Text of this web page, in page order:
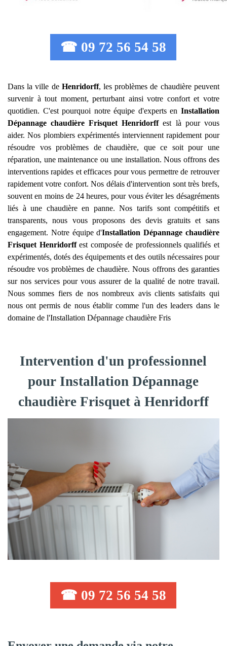
☎ 09 72 56 54 58
Dans la ville de Henridorff, les problèmes de chaudière peuvent
survenir à tout moment, perturbant ainsi votre confort et votre
quotidien. C'est pourquoi notre équipe d'experts en Installation
Dépannage chaudière Frisquet Henridorffest là pour vous
aider. Nos plombiers expérimentés interviennent rapidement pour
résoudre vos problèmes de chaudière, que ce soit pour une
réparation, une maintenance ou une installation. Nous offrons des
interventions rapides et efficaces pour vous permettre de retrouver
rapidement votre confort. Nos délais d'intervention sont très brefs,
souvent en moins de 24 heures, pour vous éviter les désagréments
liés à une chaudière en panne. Nos tarifs sont compétitifs et
transparents, nous vous proposons des devis gratuits et sans
engagement. Notre équipe d'Installation Dépannage chaudière
Frisquet Henridorffest composée de professionnels qualifiés et
expérimentés, dotés des équipements et des outils nécessaires pour
résoudre vos problèmes de chaudière. Nous offrons des garanties
sur nos services pour vous assurer de la qualité de notre travail.
Nous sommes fiers de nos nombreux avis clients satisfaits qui
nous ont permis de nous établir comme l'un des leaders dans le
domaine de l'Installation Dépannage chaudière Fris
Intervention d'un professionnel
pour Installation Dépannage
chaudière Frisquet à Henridorff
☎ 09 72 56 54 58